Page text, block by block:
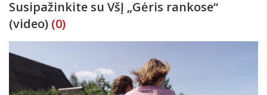
Susipažinkite su VšĮ „Gėris rankose“
(video) (0)